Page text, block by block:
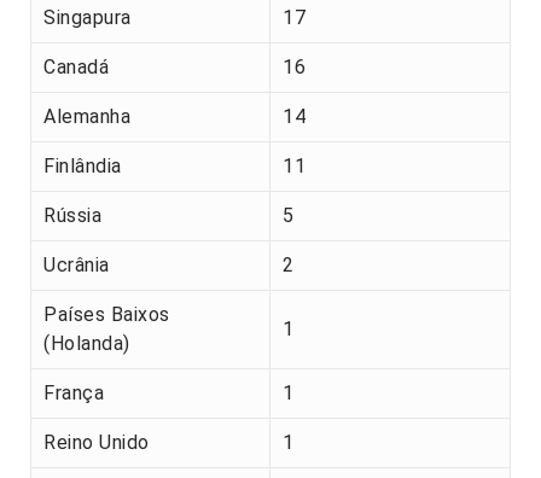
Singapura 17
Canadá 16
Alemanha 14
Finlândia 11
Rússia 5
Ucrânia 2
Países Baixos
(Holanda)
1
França 1
Reino Unido 1